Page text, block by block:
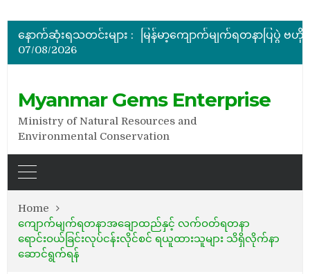
နောက်ဆုံးရသတင်းများ :
07/08/2026
Myanmar Gems Enterprise
Ministry of Natural Resources and
Environmental Conservation
Home
ကျောက်မျက်ရတနာအချောထည်နှင့် လက်ဝတ်ရတနာ
ရောင်းဝယ်ခြင်းလုပ်ငန်းလိုင်စင် ရယူထားသူများ သိရှိလိုက်နာ
ဆောင်ရွက်ရန်